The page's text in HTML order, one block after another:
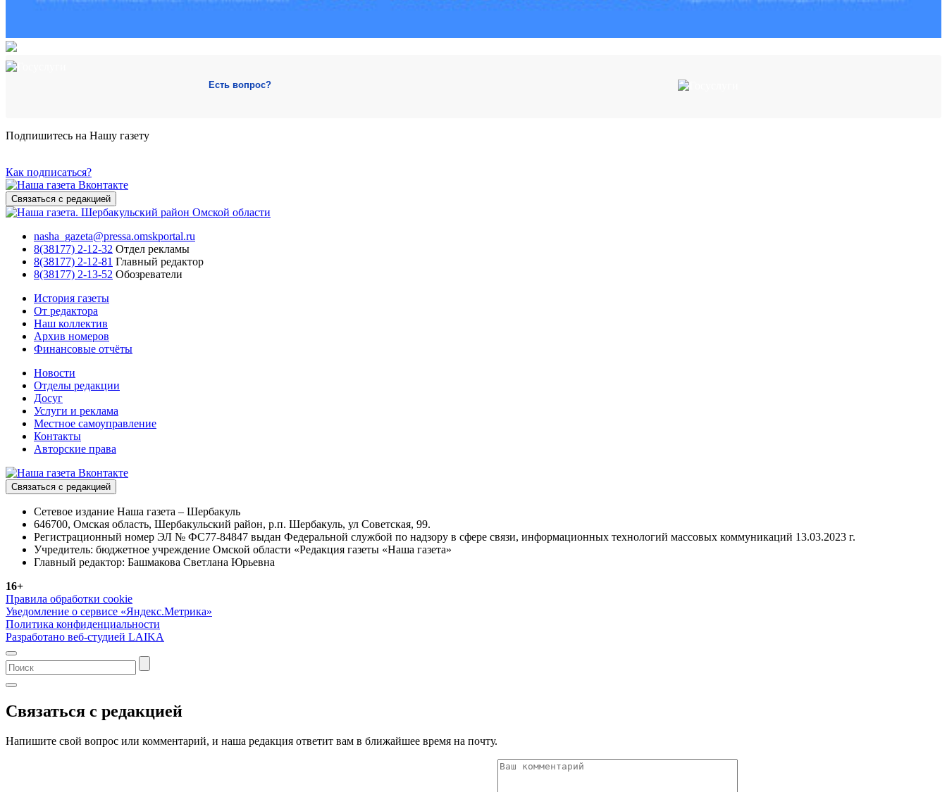
Есть вопрос?
Подпишитесь на Нашу газету
Как подписаться?
Связаться с редакцией
nasha_gazeta@pressa.omskportal.ru
8(38177) 2-12-32 Отдел рекламы
8(38177) 2-12-81 Главный редактор
8(38177) 2-13-52 Обозреватели
История газеты
От редактора
Наш коллектив
Архив номеров
Финансовые отчёты
Новости
Отделы редакции
Досуг
Услуги и реклама
Местное самоуправление
Контакты
Авторские права
Связаться с редакцией
Сетевое издание Наша газета – Шербакуль
646700, Омская область, Шербакульский район, р.п. Шербакуль, ул Советская, 99.
Регистрационный номер ЭЛ № ФС77-84847 выдан Федеральной службой по надзору в сфере связи, информационных технологий массовых коммуникаций 13.03.2023 г.
Учредитель: бюджетное учреждение Омской области «Редакция газеты «Наша газета»
Главный редактор: Башмакова Светлана Юрьевна
16+
Правила обработки cookie
Уведомление о сервисе «Яндекс.Метрика»
Политика конфиденциальности
Разработано веб-студией LAIKA
Связаться с редакцией
Напишите свой вопрос или комментарий, и наша редакция ответит вам в ближайшее время на почту.